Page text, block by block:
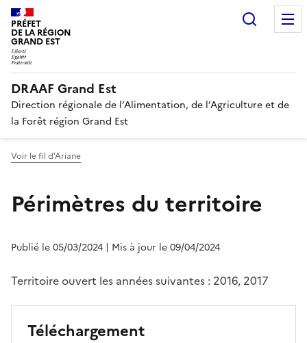
PRÉFET
DE LA RÉGION
GRAND EST
DRAAF Grand Est
Direction régionale de l’Alimentation, de l’Agriculture et de
la Forêt région Grand Est
Voir le fil d'Ariane
Périmètres du territoire
Publié le 05/03/2024 | Mis à jour le 09/04/2024
Territoire ouvert les années suivantes : 2016, 2017
Téléchargement